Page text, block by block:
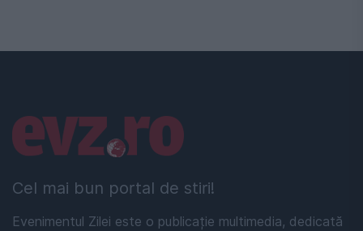
Cel mai bun portal de stiri!
Evenimentul Zilei este o publicație multimedia, dedicată
Linkuri utile